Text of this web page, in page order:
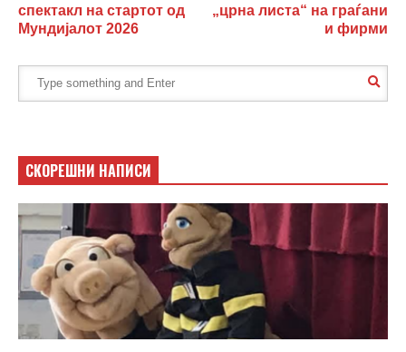
спектакл на стартот од
Мундијалот 2026
„црна листа“ на граѓани
и фирми
СКОРЕШНИ НАПИСИ